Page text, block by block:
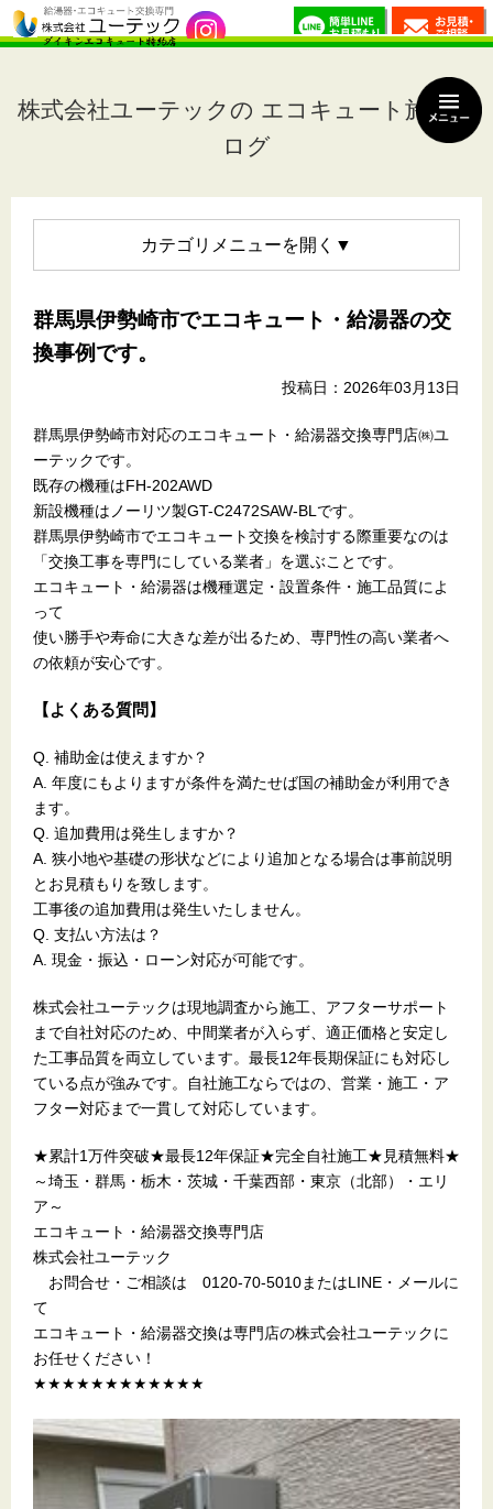
株式会社ユーテックの エコキュート施工ブ
ログ
カテゴリメニュー
群馬県伊勢崎市でエコキュート・給湯器の交
換事例です。
投稿日：2026年03月13日
群馬県伊勢崎市対応のエコキュート・給湯器交換専門店㈱ユ
ーテックです。
既存の機種はFH-202AWD
新設機種はノーリツ製GT-C2472SAW-BLです。
群馬県伊勢崎市でエコキュート交換を検討する際重要なのは
「交換工事を専門にしている業者」を選ぶことです。
エコキュート・給湯器は機種選定・設置条件・施工品質によ
って
使い勝手や寿命に大きな差が出るため、専門性の高い業者へ
の依頼が安心です。
【よくある質問】
Q. 補助金は使えますか？
A. 年度にもよりますが条件を満たせば国の補助金が利用でき
ます。
Q. 追加費用は発生しますか？
A. 狭小地や基礎の形状などにより追加となる場合は事前説明
とお見積もりを致します。
工事後の追加費用は発生いたしません。
Q. 支払い方法は？
A. 現金・振込・ローン対応が可能です。
株式会社ユーテックは現地調査から施工、アフターサポート
まで自社対応のため、中間業者が入らず、適正価格と安定し
た工事品質を両立しています。最長12年長期保証にも対応し
ている点が強みです。自社施工ならではの、営業・施工・ア
フター対応まで一貫して対応しています。
★累計1万件突破★最長12年保証★完全自社施工★見積無料★
～埼玉・群馬・栃木・茨城・千葉西部・東京（北部）・エリ
ア～
エコキュート・給湯器交換専門店
株式会社ユーテック
お問合せ・ご相談は 0120-70-5010またはLINE・メールに
て
エコキュート・給湯器交換は専門店の株式会社ユーテックに
お任せください！
★★★★★★★★★★★★